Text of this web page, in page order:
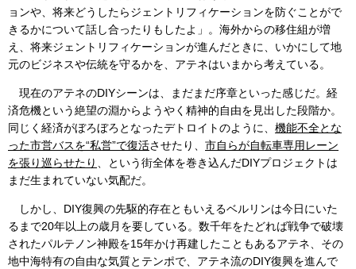
ョンや、将来どうしたらジェントリフィケーションを防ぐことがで
きるかについて話し合ったりもしたよ」。海外からの移住組が増
え、将来ジェントリフィケーションが進んだときに、いかにして地
元のビジネスや伝統を守るかを、アテネはいまから考えている。
現在のアテネのDIYシーンは、まだまだ序章といった感じだ。経
済危機という絶望の淵からようやく精神的自由を見出した段階か。
同じく経済がぼろぼろとなったデトロイトのように、 機能不全とな
った市営バスを“私営”で復活させたり、 市自らが自転車専用レーン
を張り巡らせたり
、という街全体を巻き込んだDIYプロジェクトは
まだ生まれていない気配だ。
しかし、DIY復興の先駆的存在ともいえるベルリンは今日にいた
るまで20年以上の歳月を要している。数千年をたどれば戦争で破壊
されたパルテノン神殿を15年かけ再建したこともあるアテネ、その
地中海特有の自由な気質とテンポで、アテネ流のDIY復興を進んで